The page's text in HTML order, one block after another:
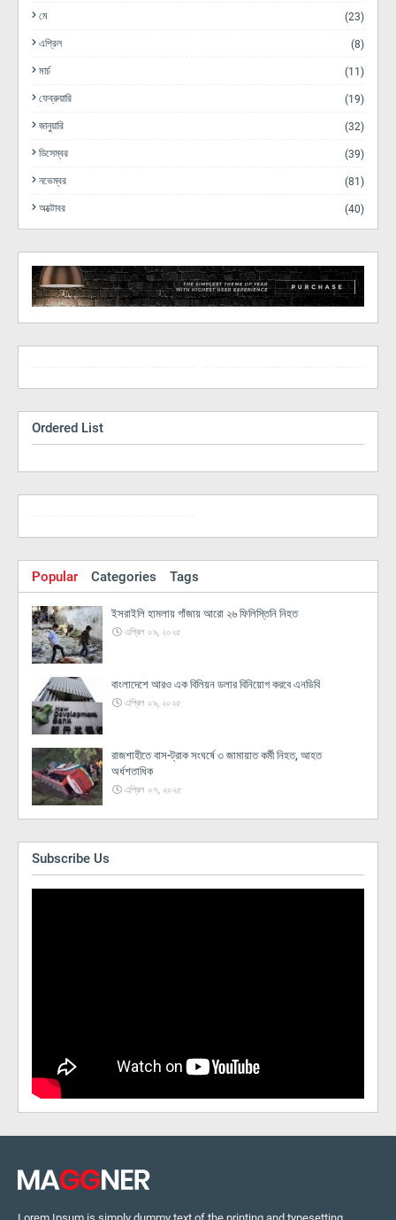
মে (23)
এপ্রিল (8)
মার্চ (11)
ফেব্রুয়ারি (19)
জানুয়ারি (32)
ডিসেম্বর (39)
নভেম্বর (81)
অক্টোবর (40)
Ordered List
Popular Categories Tags
ইসরাইলি হামলায় গাঁজায় আরো ২৬ ফিলিস্তিনি নিহত
এপ্রিল ০৯, ২০২৫
বাংলাদেশে আরও এক বিলিয়ন ডলার বিনিয়োগ করবে এনডিবি
এপ্রিল ০৯, ২০২৫
রাজশাহীতে বাস-ট্রাক সংঘর্ষে ৩ জামায়াত কর্মী নিহত, আহত
অর্ধশতাধিক
এপ্রিল ০৭, ২০২৫
Subscribe Us